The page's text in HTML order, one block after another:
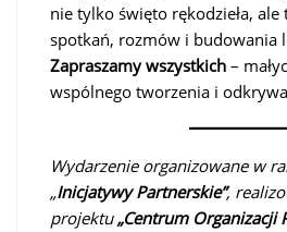
nie tylko święto rękodzieła,
spotkań, rozmów i budowania
Zapraszamy wszystkich –
wspólnego tworzenia i
Wydarzenie organizowane w
„Inicjatywy Partnerskie”,
projektu„Centrum Organizacji